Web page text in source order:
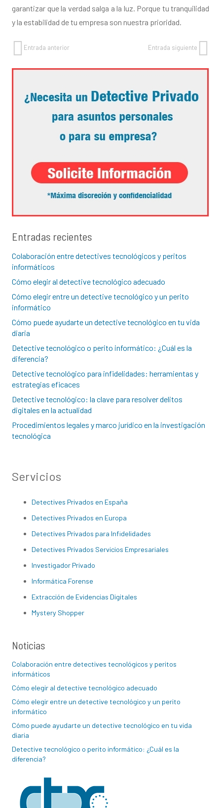
garantizar que la verdad salga a la luz. Porque tu tranquilidad
y la estabilidad de tu empresa son nuestra prioridad.
Entrada anterior Entrada siguiente
Entradas recientes
Colaboración entre detectives tecnológicos y peritos
informáticos
Cómo elegir al detective tecnológico adecuado
Cómo elegir entre un detective tecnológico y un perito
informático
Cómo puede ayudarte un detective tecnológico en tu vida
diaria
Detective tecnológico o perito informático: ¿Cuál es la
diferencia?
Detective tecnológico para infidelidades: herramientas y
estrategias eficaces
Detective tecnológico: la clave para resolver delitos
digitales en la actualidad
Procedimientos legales y marco jurídico en la investigación
tecnológica
Servicios
Detectives Privados en España
Detectives Privados en Europa
Detectives Privados para Infidelidades
Detectives Privados Servicios Empresariales
Investigador Privado
Informática Forense
Extracción de Evidencias Digitales
Mystery Shopper
Noticias
Colaboración entre detectives tecnológicos y peritos
informáticos
Cómo elegir al detective tecnológico adecuado
Cómo elegir entre un detective tecnológico y un perito
informático
Cómo puede ayudarte un detective tecnológico en tu vida
diaria
Detective tecnológico o perito informático: ¿Cuál es la
diferencia?